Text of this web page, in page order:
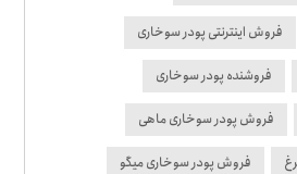
فروش اینترنتی پودر سوخاری
فروشنده پودر سوخاری
فروش پودر سوخاری ماهی
فروش پودر سوخاری میگو